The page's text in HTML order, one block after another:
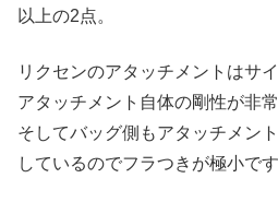
以上の2点。
リクセンのアタッチメントはサ
アタッチメント自体の剛性が非
そしてバッグ側もアタッチメン
しているのでフラつきが極小です